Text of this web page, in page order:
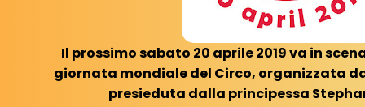
Il prossimo sabato 20 aprile 2019 va in
giornata mondiale del Circo, organizzata
presieduta dalla principessa